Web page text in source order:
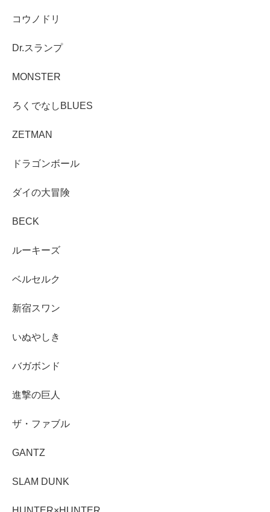
コウノドリ
Dr.スランプ
MONSTER
ろくでなしBLUES
ZETMAN
ドラゴンボール
ダイの大冒険
BECK
ルーキーズ
ベルセルク
新宿スワン
いぬやしき
バガボンド
進撃の巨人
ザ・ファブル
GANTZ
SLAM DUNK